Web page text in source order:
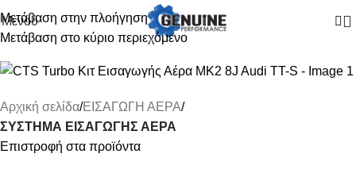
Μετάβαση στην πλοήγηση
Μετάβαση στο κύριο περιεχόμενο
Μενού
Αρχική σελίδα ΕΙΣΑΓΩΓΗ ΑΕΡΑ
ΣΥΣΤΗΜΑ ΕΙΣΑΓΩΓΗΣ ΑΕΡΑ
Επιστροφή στα προϊόντα